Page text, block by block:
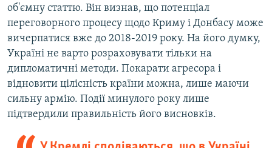
об'ємну статтю. Він визнав, що потенціал
переговорного процесу щодо Криму і Донбасу може
вичерпатися вже до 2018-2019 року. На його думку,
Україні не варто розраховувати тільки на
дипломатичні методи. Покарати агресора і
відновити цілісність країни можна, лише маючи
сильну армію. Події минулого року лише
підтвердили правильність його висновків.